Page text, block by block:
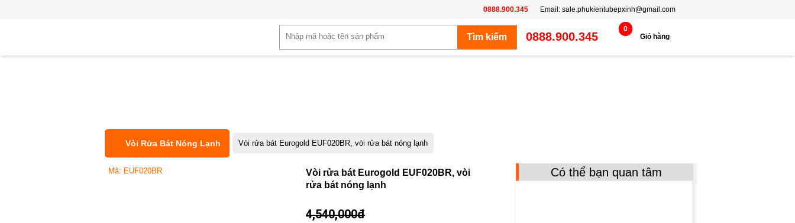
0888.900.345 Email: sale.phukientubepxinh@gmail.com
0888.900.345
0
Giỏ hàng
Vòi Rửa Bát Nóng Lạnh Vòi rửa bát Eurogold EUF020BR, vòi rửa bát nóng lạnh
Mã: EUF020BR
Vòi rửa bát Eurogold EUF020BR, vòi
rửa bát nóng lạnh
4,540,000đ
Có thể bạn quan tâm